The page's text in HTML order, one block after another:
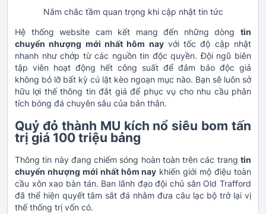
Nắm chắc tầm quan trọng khi cập nhật tin tức
Hệ thống website cam kết mang đến những dòng tin
chuyển nhượng mới nhất hôm nayvới tốc độ cập nhật
nhanh như chớp từ các nguồn tin độc quyền. Đội ngũ biên
tập viên hoạt động hết công suất để đảm bảo độc giả
không bỏ lỡ bất kỳ cú lật kèo ngoạn mục nào. Bạn sẽ luôn sở
hữu lợi thế thông tin đắt giá để phục vụ cho nhu cầu phân
tích bóng đá chuyên sâu của bản thân.
Quỷ đỏ thành MU kích nổ siêu bom tấn
trị giá 100 triệu bảng
Thông tin này đang chiếm sóng hoàn toàn trên các trang tin
chuyển nhượng mới nhất hôm nay khiến giới mộ điệu toàn
cầu xôn xao bàn tán. Ban lãnh đạo đội chủ sân Old Trafford
đã thể hiện quyết tâm sắt đá nhằm đưa câu lạc bộ trở lại vị
thế thống trị vốn có.